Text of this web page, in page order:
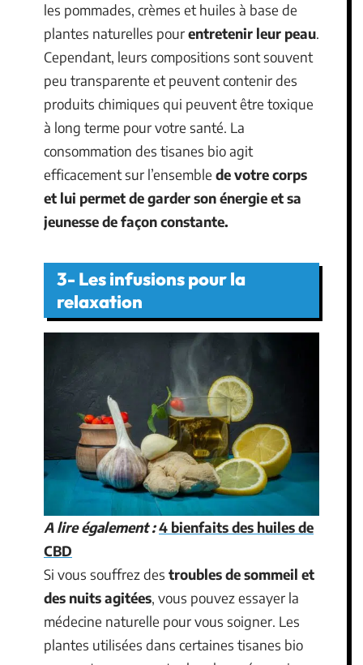
les pommades, crèmes et huiles à base de
plantes naturelles pourentretenir leur peau.
Cependant, leurs compositions sont souvent
peu transparente et peuvent contenir des
produits chimiques qui peuvent être toxique
à long terme pour votre santé. La
consommation des tisanes bio agit
efficacement sur l’ensemble de votre corps
et lui permet de garder son énergie et sa
jeunesse de façon constante.
3- Les infusions pour la
relaxation
A lire également :4 bienfaits des huiles de
CBD
Si vous souffrez des troubles de sommeil et
des nuits agitées, vous pouvez essayer la
médecine naturelle pour vous soigner. Les
plantes utilisées dans certaines tisanes bio